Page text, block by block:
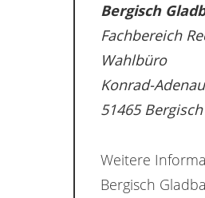
Bergisch
Fachbereich
Wahlbüro
Konrad-
51465
Weitere
Bergisch